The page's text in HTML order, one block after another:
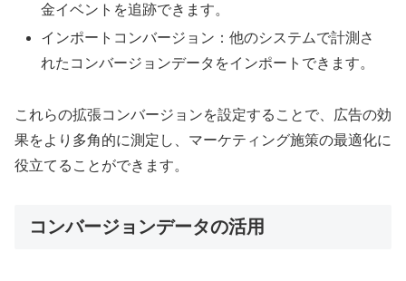
金イベントを追跡できます。
インポートコンバージョン：他のシステムで計測さ
れたコンバージョンデータをインポートできます。
これらの拡張コンバージョンを設定することで、広告の効
果をより多角的に測定し、マーケティング施策の最適化に
役立てることができます。
コンバージョンデータの活用